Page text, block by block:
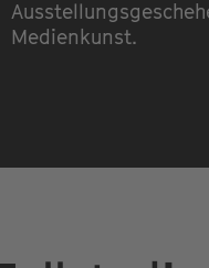
Medienkunst.